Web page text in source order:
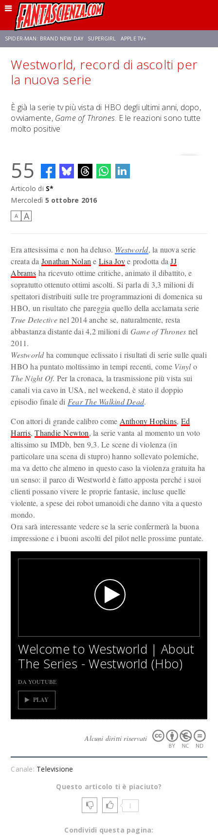
SPIDER-MAN: BRAND NEW DAY SUPERGIRL APPLE TV+
FRANCO RICCIARDIELLO ZENDAYA STAR TREK AVENGERS: DOOMSDAY
NETFLIX
Westworld, record di ascolti per
la nuova serie
È già la serie tv più vista di HBO degli ultimi anni, dopo,
ovviamente, Game of Thrones. E le reazioni sono tutte
molto positive
55
Articolo di S*
Mercoledì 5 ottobre 2016
A A
Era attesissima e non ha deluso. Westworld, la nuova serie
creata da Jonathan Nolan e Lisa Joye prodotta daJJ
Abramsha ricevuto ottime critiche, animato il dibattito, e
sopratutto ottenuto ottimi ascolti. Si parla di 3,3 milioni di
spettatori distribuiti sulle tre programmazioni di domenica su
HBO, un risultato che pareggia quello della acclamata serie
True Detectivenel 2014 anche se, naturalmente, resta
abbastanza distante dai 4,2 milioni di Game of Thrones nel
2011.
Westworldha comunque eclissato i risultati di serie sulle quali
HBO ha puntato moltissimo in tempi recenti, come Vinylo
The Night Of. Per la cronaca, la trasmissione più vista sui
canali via cavo in USA, nel weekend, è stato il doppio
episodio finale di Fear The Walkind Dead.
Con attori di grande calibro come Anthony Hopkins, Ed
Harris,Thandie Newton, la serie vanta al momento un voto
altissimo su IMDb, ben 9,3. Le scene di violenza (in
particolare una scena di stupro) hanno sollevato polemiche,
ma va detto che almeno in questo caso la violenza gratuita ha
un senso: il parco di Westworld è fatto apposta perché i suoi
clienti possano vivere le proprie fantasie, incluse quelle
violente, a spese dei robot umanoidi che danno vita a questo
mondo.
Ora sarà interessante vedere se la serie confermerà la buona
impressione e i buoni ascolti del pilot nelle prossime puntate.
Welcome to Westworld | About
The Series - Westworld (Hbo)
DA YOUTUBE
PLAY
Alcuni diritti riservati
Canale: Televisione
Questo articolo ti è piaciuto?
1
Condividi questa pagina: